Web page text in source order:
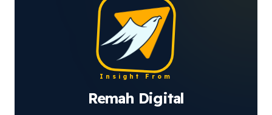
Insight From
Remah Digital